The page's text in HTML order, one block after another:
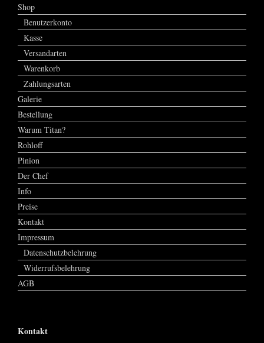
Shop
Benutzerkonto
Kasse
Versandarten
Warenkorb
Zahlungsarten
Galerie
Bestellung
Warum Titan?
Rohloff
Pinion
Der Chef
Info
Preise
Kontakt
Impressum
Datenschutzbelehrung
Widerrufsbelehrung
AGB
Kontakt